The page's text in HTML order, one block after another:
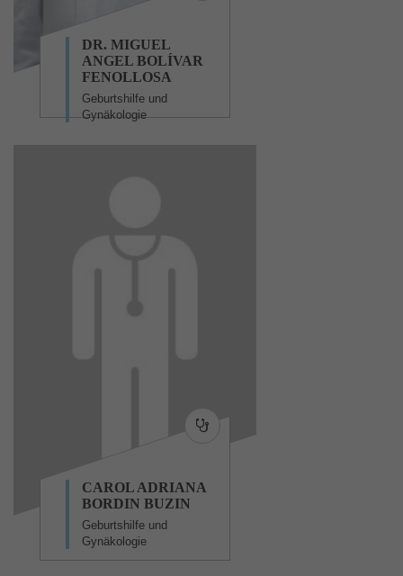
DR. MIGUEL
ANGEL BOLÍVAR
FENOLLOSA
Geburtshilfe und
Gynäkologie
CAROL ADRIANA
BORDIN BUZIN
Geburtshilfe und
Gynäkologie